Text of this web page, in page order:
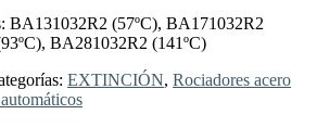
BA131032R2 (57ºC), BA171032R2
BA281032R2 (141ºC)
EXTINCIÓN, Rociadores acero